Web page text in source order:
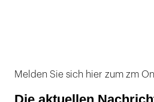
Melden Sie sich hier zum zm